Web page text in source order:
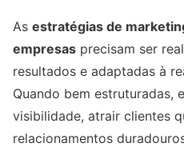
As estratégias de
empresas precisam ser
resultados e adaptadas à
Quando bem estruturadas,
visibilidade, atrair clientes
relacionamentos